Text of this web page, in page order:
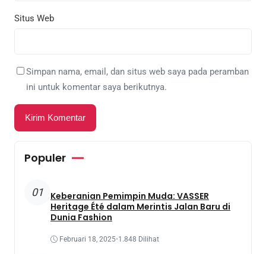
Situs Web
Simpan nama, email, dan situs web saya pada peramban
ini untuk komentar saya berikutnya.
Populer
01
Keberanian Pemimpin Muda: VASSER
Heritage Été dalam Merintis Jalan Baru di
Dunia Fashion
Februari 18, 2025•1.848 Dilihat